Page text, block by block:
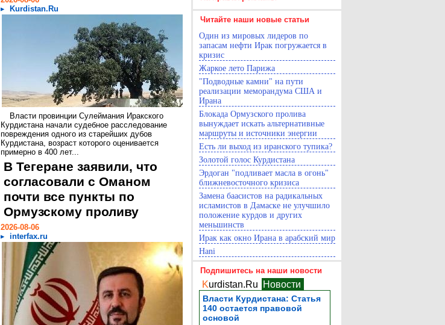
Kurdistan.Ru
Власти провинции Сулеймания Иракского
Курдистана начали судебное расследование
повреждения одного из старейших дубов
Курдистана, возраст которого оценивается
примерно в 400 лет...
В Тегеране заявили, что
согласовали с Оманом
почти все пункты по
Ормузскому проливу
2026-08-06
interfax.ru
Читайте наши новые статьи
Один из мировых лидеров по
запасам нефти Ирак погружается в
кризис
Жаркое лето Парижа
"Подводные камни" на пути
реализации меморандума США и
Ирана
Блокада Ормузского пролива
вынуждает искать альтернативные
маршруты и источники энергии
Есть ли выход из иранского тупика?
Золотой голос Курдистана
Эрдоган "подливает масла в огонь"
ближневосточного кризиса
Замена баасистов на радикальных
исламистов в Дамаске не улучшило
положение курдов и других
меньшинств
Ирак как окно Ирана в арабский мир
Hani
Подпишитесь на наши новости
Kurdistan.Ru Новости
Власти Курдистана: Статья
140 остается правовой
основой